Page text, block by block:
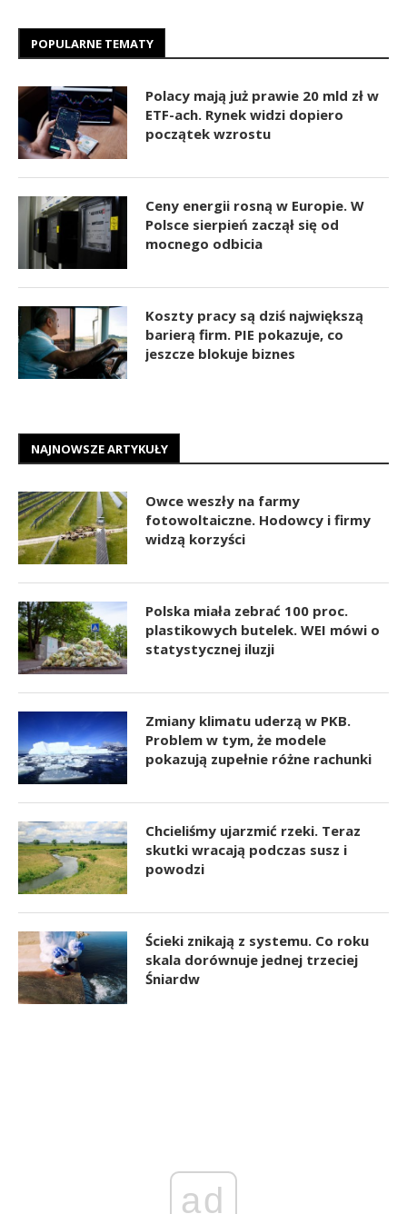
POPULARNE TEMATY
Polacy mają już prawie 20 mld zł w
ETF-ach. Rynek widzi dopiero
początek wzrostu
Ceny energii rosną w Europie. W
Polsce sierpień zaczął się od
mocnego odbicia
Koszty pracy są dziś największą
barierą firm. PIE pokazuje, co
jeszcze blokuje biznes
NAJNOWSZE ARTYKUŁY
Owce weszły na farmy
fotowoltaiczne. Hodowcy i firmy
widzą korzyści
Polska miała zebrać 100 proc.
plastikowych butelek. WEI mówi o
statystycznej iluzji
Zmiany klimatu uderzą w PKB.
Problem w tym, że modele
pokazują zupełnie różne rachunki
Chcieliśmy ujarzmić rzeki. Teraz
skutki wracają podczas susz i
powodzi
Ścieki znikają z systemu. Co roku
skala dorównuje jednej trzeciej
Śniardw
ad